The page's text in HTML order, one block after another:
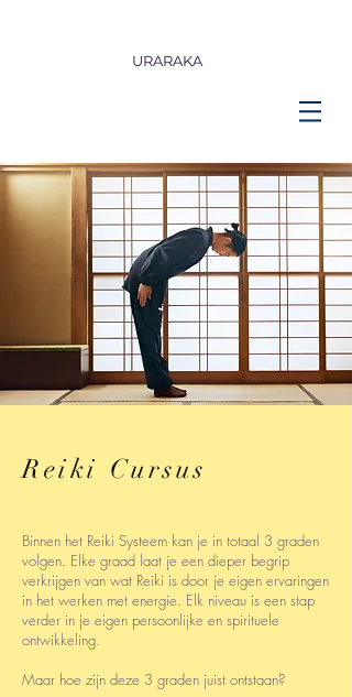
URARAKA
Reiki Cursus
Binnen het Reiki Systeem kan je in totaal 3 graden
volgen. Elke graad laat je een dieper begrip
verkrijgen van wat Reiki is door je eigen ervaringen
in het werken met energie. Elk niveau is een stap
verder in je eigen persoonlijke en spirituele
ontwikkeling.
Maar hoe zijn deze 3 graden juist ontstaan?